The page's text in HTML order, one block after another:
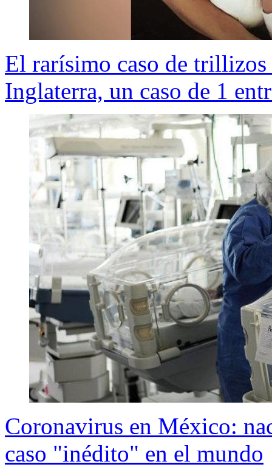
El rarísimo caso de
Inglaterra, un caso de 1
Coronavirus en México:
caso "inédito" en el mundo